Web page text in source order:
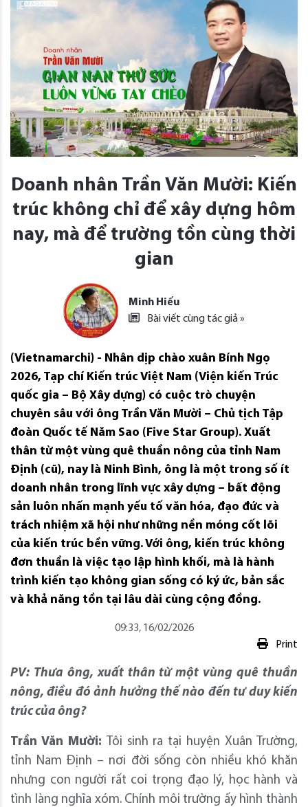
Doanh nhân Trần Văn Mười: Kiến
trúc không chỉ để xây dựng hôm
nay, mà để trường tồn cùng thời
gian
Minh Hiếu
Bài viết cùng tác giả »
(Vietnamarchi) - Nhân dịp chào xuân Bính Ngọ
2026, Tạp chí Kiến trúc Việt Nam (Viện kiến Trúc
quốc gia – Bộ Xây dựng) có cuộc trò chuyện
chuyên sâu với ông Trần Văn Mười – Chủ tịch Tập
đoàn Quốc tế Năm Sao (Five Star Group). Xuất
thân từ một vùng quê thuần nông của tỉnh Nam
Định (cũ), nay là Ninh Bình, ông là một trong số ít
doanh nhân trong lĩnh vực xây dựng – bất động
sản luôn nhấn mạnh yếu tố văn hóa, đạo đức và
trách nhiệm xã hội như những nền móng cốt lõi
của kiến trúc bền vững. Với ông, kiến trúc không
đơn thuần là việc tạo lập hình khối, mà là hành
trình kiến tạo không gian sống có ký ức, bản sắc
và khả năng tồn tại lâu dài cùng cộng đồng.
09:33, 16/02/2026
Print
PV: Thưa ông, xuất thân từ một vùng quê thuần
nông, điều đó ảnh hưởng thế nào đến tư duy kiến
trúc của ông?
Trần Văn Mười:
Tôi sinh ra tại huyện Xuân Trường,
tỉnh Nam Định – nơi đời sống còn nhiều khó khăn
nhưng con người rất coi trọng đạo lý, học hành và
tình làng nghĩa xóm. Chính môi trường ấy hình thành